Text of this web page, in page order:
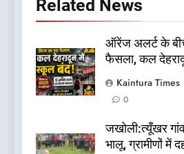
Related News
ऑरेंज अलर्ट के
फैसला, कल
Kaintura Times
0
जखोली:त्यूँखर
भालू, ग्रामीणों में